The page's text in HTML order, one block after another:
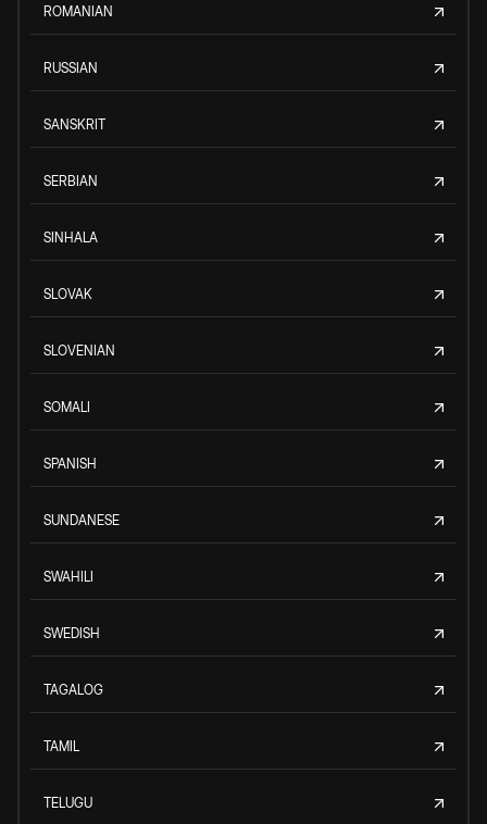
ROMANIAN
RUSSIAN
SANSKRIT
SERBIAN
SINHALA
SLOVAK
SLOVENIAN
SOMALI
SPANISH
SUNDANESE
SWAHILI
SWEDISH
TAGALOG
TAMIL
TELUGU